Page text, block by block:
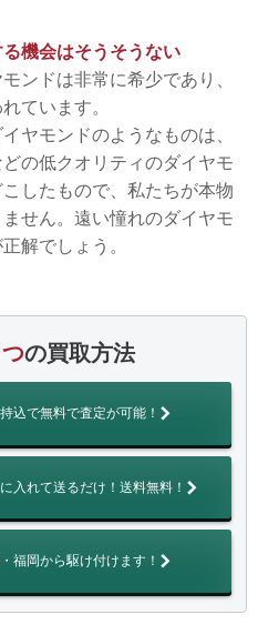
機会はそうそうない
ンドは非常に希少であり、
ています。
ヤモンドのようなものは、
の低クオリティのダイヤモ
したもので、私たちが本物
せん。遠い憧れのダイヤモ
解でしょう。
つの買取方法
込で無料で査定が可能！
入れて送るだけ！送料無料！
福岡から駆け付けます！